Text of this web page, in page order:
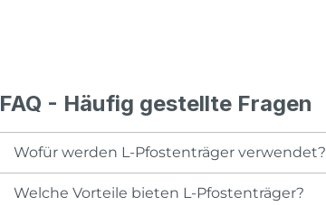
FAQ - Häufig gestellte Fragen
Wofür werden L-Pfostenträger verwendet?
Welche Vorteile bieten L-Pfostenträger?